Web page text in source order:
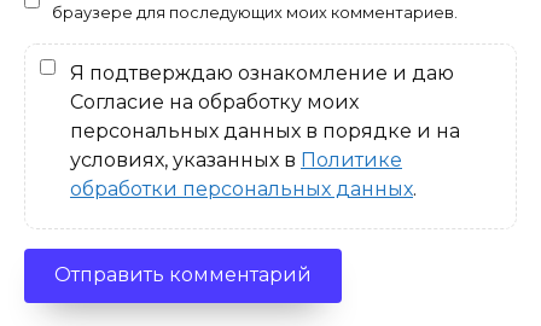
браузере для последующих моих комментариев.
Я подтверждаю ознакомление и даю
Согласие на обработку моих
персональных данных в порядке и на
условиях, указанных в Политике
обработки персональных данных.